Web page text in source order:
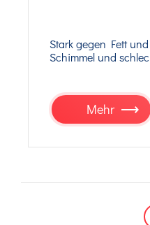
Stark gegen Fett
Schimmel und
Mehr